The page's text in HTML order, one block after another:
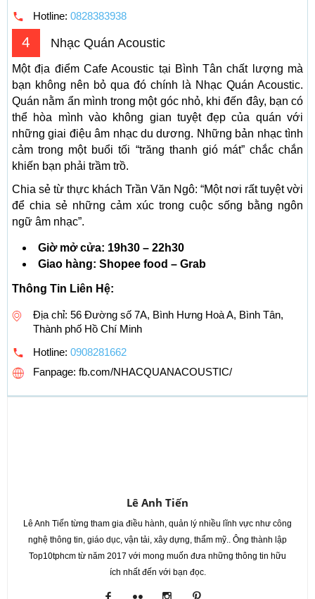
Hotline: 0828383938
4 Nhạc Quán Acoustic
Một địa điểm Cafe Acoustic tại Bình Tân chất lượng mà
bạn không nên bỏ qua đó chính là Nhạc Quán Acoustic.
Quán nằm ẩn mình trong một góc nhỏ, khi đến đây, bạn có
thể hòa mình vào không gian tuyệt đẹp của quán với
những giai điệu âm nhạc du dương. Những bản nhạc tình
cảm trong một buổi tối “trăng thanh gió mát” chắc chắn
khiến bạn phải trầm trồ.
Chia sẻ từ thực khách Trần Văn Ngô: “Một nơi rất tuyệt vời
để chia sẻ những cảm xúc trong cuộc sống bằng ngôn
ngữ âm nhạc”.
Giờ mở cửa: 19h30 – 22h30
Giao hàng: Shopee food – Grab
Thông Tin Liên Hệ:
Địa chỉ: 56 Đường số 7A, Bình Hưng Hoà A, Bình Tân,
Thành phố Hồ Chí Minh
Hotline: 0908281662
Fanpage: fb.com/NHACQUANACOUSTIC/
Lê Anh Tiến
Lê Anh Tiến từng tham gia điều hành, quản lý nhiều lĩnh vực như công
nghệ thông tin, giáo dục, vận tải, xây dựng, thẩm mỹ.. Ông thành lập
Top10tphcm từ năm 2017 với mong muốn đưa những thông tin hữu
ích nhất đến với bạn đọc.